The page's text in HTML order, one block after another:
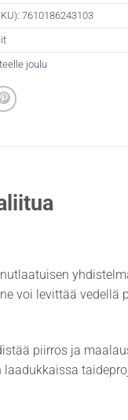
7610186243103
joulu
voi levittää vedellä
piirros ja